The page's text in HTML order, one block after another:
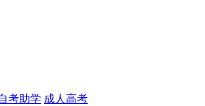
考助学 成人高考